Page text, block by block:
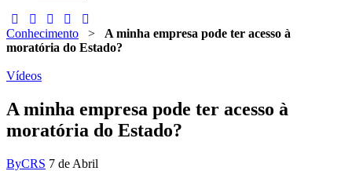
Conhecimento > A minha empresa pode ter acesso à
moratória do Estado?
Vídeos
A minha empresa pode ter acesso à
moratória do Estado?
ByCRS 7 de Abril